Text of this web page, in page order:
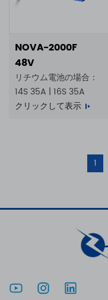
NOVA-2000F
48V
リチウム電池の場合：
14S 35A | 16S 35A
クリックして表示
1